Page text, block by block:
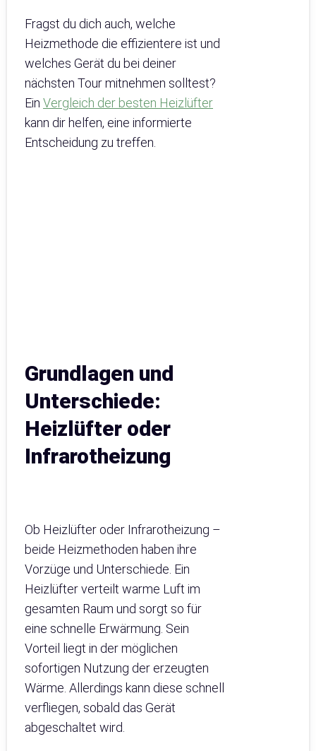
Fragst du dich auch, welche
Heizmethode die effizientere ist und
welches Gerät du bei deiner
nächsten Tour mitnehmen solltest?
Ein Vergleich der besten Heizlüfter
kann dir helfen, eine informierte
Entscheidung zu treffen.
Grundlagen und
Unterschiede:
Heizlüfter oder
Infrarotheizung
Ob Heizlüfter oder Infrarotheizung –
beide Heizmethoden haben ihre
Vorzüge und Unterschiede. Ein
Heizlüfter verteilt warme Luft im
gesamten Raum und sorgt so für
eine schnelle Erwärmung. Sein
Vorteil liegt in der möglichen
sofortigen Nutzung der erzeugten
Wärme. Allerdings kann diese schnell
verfliegen, sobald das Gerät
abgeschaltet wird.